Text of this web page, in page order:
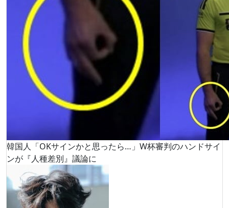
韓国人「OKサインかと思ったら…」W杯審判のハンドサイ
ンが『人種差別』議論に